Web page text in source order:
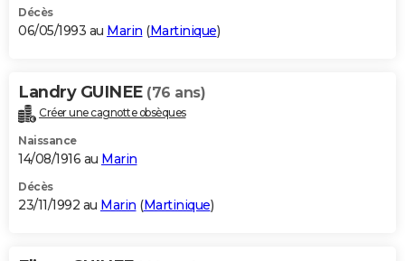
Décès
06/05/1993 au Marin (Martinique)
Landry GUINEE (76 ans)
Créer une cagnotte obsèques
Naissance
14/08/1916 au Marin
Décès
23/11/1992 au Marin (Martinique)